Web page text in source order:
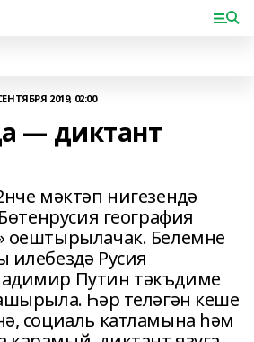
2019, 02:00
— диктант
мәктәп нигезендә
география
оештырылачак. Белемне
илебездә Русия
Путин тәкъдиме
Һәр теләгән кеше
социаль катламына һәм